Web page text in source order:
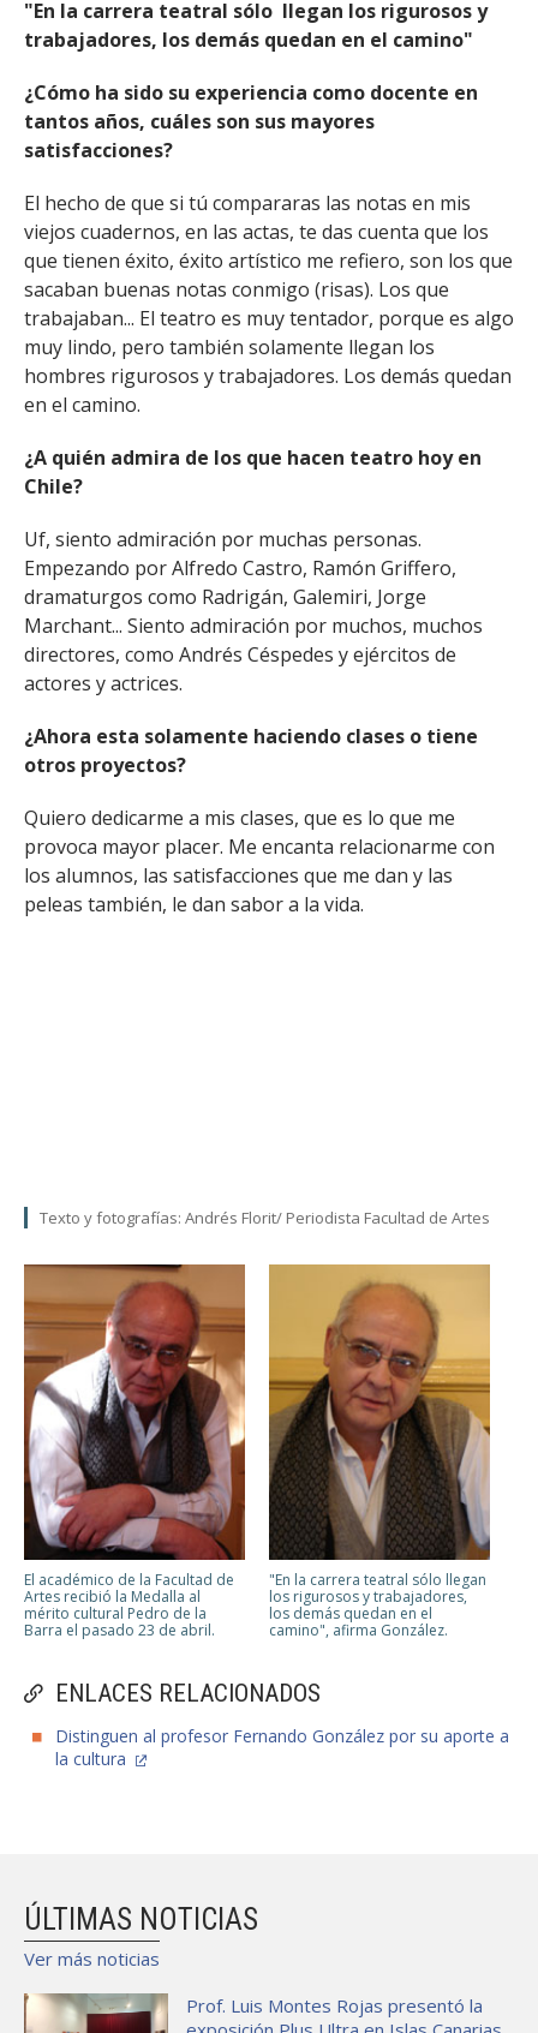
El académico de la Facultad de
Artes recibió la Medalla al
mérito cultural Pedro de la
Barra el pasado 23 de abril.
"En la carrera teatral sólo llegan
los rigurosos y trabajadores,
los demás quedan en el
camino", afirma González.
ENLACES RELACIONADOS
Distinguen al profesor Fernando González por su aporte a
la cultura
"En la carrera teatral sólo llegan los rigurosos y
trabajadores, los demás quedan en el camino"
¿Cómo ha sido su experiencia como docente en
tantos años, cuáles son sus mayores
satisfacciones?
El hecho de que si tú compararas las notas en mis
viejos cuadernos, en las actas, te das cuenta que los
que tienen éxito, éxito artístico me refiero, son los que
sacaban buenas notas conmigo (risas). Los que
trabajaban... El teatro es muy tentador, porque es algo
muy lindo, pero también solamente llegan los
hombres rigurosos y trabajadores. Los demás quedan
en el camino.
¿A quién admira de los que hacen teatro hoy en
Chile?
Uf, siento admiración por muchas personas.
Empezando por Alfredo Castro, Ramón Griffero,
dramaturgos como Radrigán, Galemiri, Jorge
Marchant... Siento admiración por muchos, muchos
directores, como Andrés Céspedes y ejércitos de
actores y actrices.
¿Ahora esta solamente haciendo clases o tiene
otros proyectos?
Quiero dedicarme a mis clases, que es lo que me
provoca mayor placer. Me encanta relacionarme con
los alumnos, las satisfacciones que me dan y las
peleas también, le dan sabor a la vida.
Texto y fotografías: Andrés Florit/ Periodista Facultad de Artes
ÚLTIMAS NOTICIAS
Ver más noticias
Prof. Luis Montes Rojas presentó la